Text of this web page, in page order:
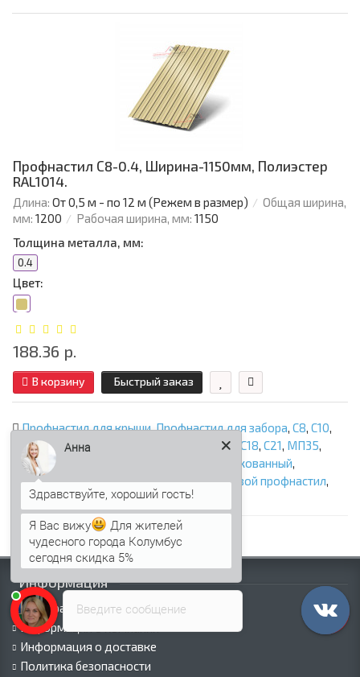
Профнастил С8-0.4, Ширина-1150мм, Полиэстер
RAL1014.
Длина: От 0,5 м - по 12 м (Режем в размер)
Общая ширина,
мм: 1200 Рабочая ширина, мм: 1150
Толщина металла, мм:
0.4
Цвет:
188.36 р.
В корзину Быстрый заказ
Профнастил для крыши,Профнастил для забора, С8, С10,
МП10,СС10,С17 МП20, НС18, C21, МП35,
НС35
Н60 оцинкованный,
Профнастил фигурный для забора,Стеновой профнастил,
трулы и лаги,ООО «Профнастил Сэндвич».
Информация
Палитра RAL
Информация о компании
Информация о доставке
Политика безопасности
Введите сообщение
Анна
Я Вас вижу
Для жителей
чудесного города Колумбус
сегодня скидка 5%